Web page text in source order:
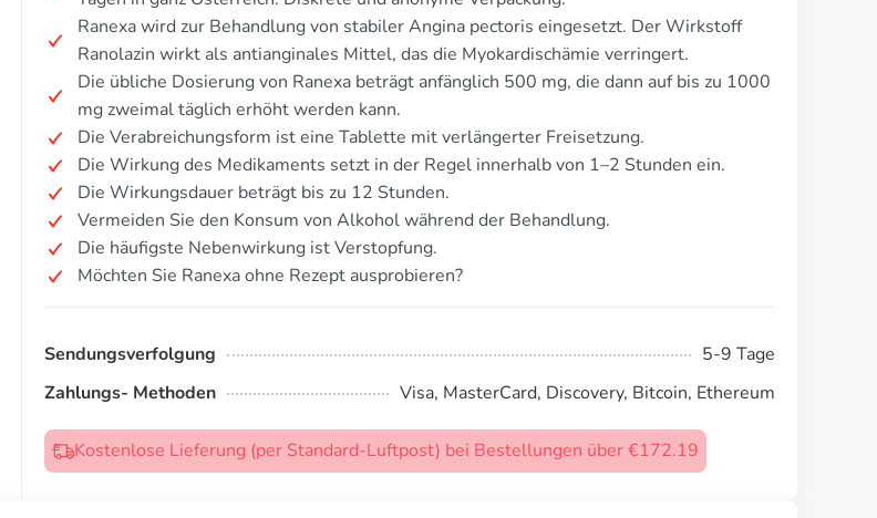
Ranexa wird zur Behandlung von stabiler Angina pectoris eingesetzt. Der Wirkstoff
Ranolazin wirkt als antianginales Mittel, das die Myokardischämie verringert.
Die übliche Dosierung von Ranexa beträgt anfänglich 500 mg, die dann auf bis zu 1000
mg zweimal täglich erhöht werden kann.
Die Verabreichungsform ist eine Tablette mit verlängerter Freisetzung.
Die Wirkung des Medikaments setzt in der Regel innerhalb von 1–2 Stunden ein.
Die Wirkungsdauer beträgt bis zu 12 Stunden.
Vermeiden Sie den Konsum von Alkohol während der Behandlung.
Die häufigste Nebenwirkung ist Verstopfung.
Möchten Sie Ranexa ohne Rezept ausprobieren?
Sendungsverfolgung
5-9 Tage
Zahlungs- Methoden
Visa, MasterCard, Discovery, Bitcoin, Ethereum
Kostenlose Lieferung (per Standard-Luftpost) bei Bestellungen über €172.19